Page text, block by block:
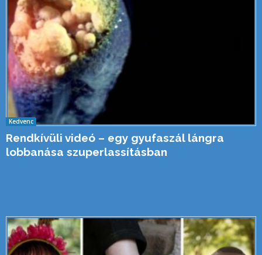
Kedvenc
Rendkívüli videó – egy gyufaszál lángra
lobbanása szuperlassításban